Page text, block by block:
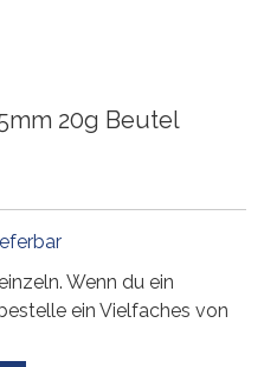
20g Beutel
Wenn du ein
ein Vielfaches von